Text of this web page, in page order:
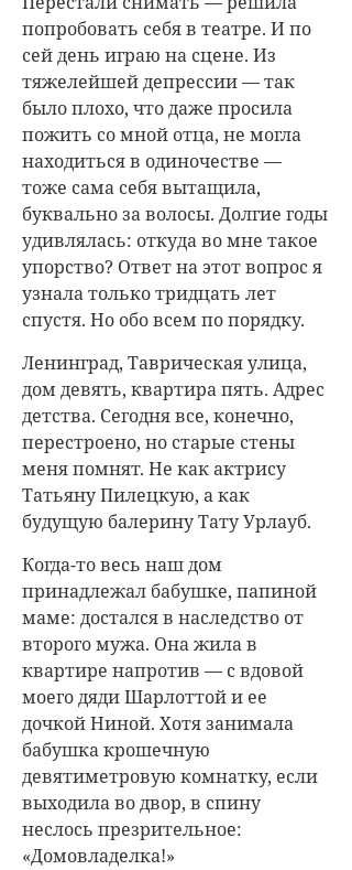
попробовать себя в театре. И по
сей день играю на сцене. Из
тяжелейшей депрессии — так
было плохо, что даже просила
пожить со мной отца, не могла
находиться в одиночестве —
тоже сама себя вытащила,
буквально за волосы. Долгие годы
удивлялась: откуда во мне такое
упорство? Ответ на этот вопрос я
узнала только тридцать лет
спустя. Но обо всем по порядку.
Ленинград, Таврическая улица,
дом девять, квартира пять. Адрес
детства. Сегодня все, конечно,
перестроено, но старые стены
меня помнят. Не как актрису
Татьяну Пилецкую, а как
будущую балерину Тату Урлауб.
Когда-то весь наш дом
принадлежал бабушке, папиной
маме: достался в наследство от
второго мужа. Она жила в
квартире напротив — с вдовой
моего дяди Шарлоттой и ее
дочкой Ниной. Хотя занимала
бабушка крошечную
девятиметровую комнатку, если
выходила во двор, в спину
неслось презрительное:
«Домовладелка!»